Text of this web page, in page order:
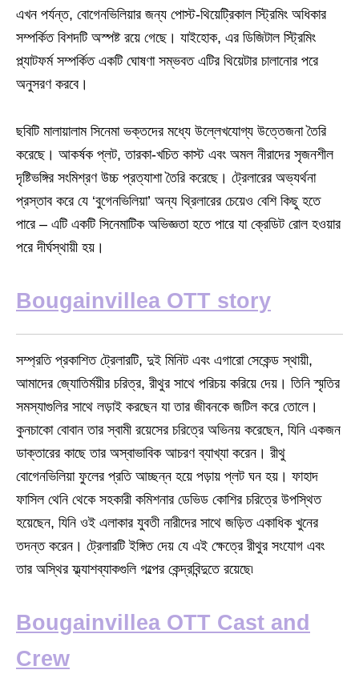
এখন পর্যন্ত, বোগেনভিলিয়ার জন্য পোস্ট-থিয়েট্রিকাল স্ট্রিমিং অধিকার
সম্পর্কিত বিশদটি অস্পষ্ট রয়ে গেছে। যাইহোক, এর ডিজিটাল স্ট্রিমিং
প্ল্যাটফর্ম সম্পর্কিত একটি ঘোষণা সম্ভবত এটির থিয়েটার চালানোর পরে
অনুসরণ করবে।
ছবিটি মালায়ালাম সিনেমা ভক্তদের মধ্যে উল্লেখযোগ্য উত্তেজনা তৈরি
করেছে। আকর্ষক প্লট, তারকা-খচিত কাস্ট এবং অমল নীরাদের সৃজনশীল
দৃষ্টিভঙ্গির সংমিশ্রণ উচ্চ প্রত্যাশা তৈরি করেছে। ট্রেলারের অভ্যর্থনা
প্রস্তাব করে যে ‘বুগেনভিলিয়া’ অন্য থ্রিলারের চেয়েও বেশি কিছু হতে
পারে – এটি একটি সিনেমাটিক অভিজ্ঞতা হতে পারে যা ক্রেডিট রোল হওয়ার
পরে দীর্ঘস্থায়ী হয়।
Bougainvillea OTT story
সম্প্রতি প্রকাশিত ট্রেলারটি, দুই মিনিট এবং এগারো সেকেন্ড স্থায়ী,
আমাদের জ্যোতির্ময়ীর চরিত্র, রীথুর সাথে পরিচয় করিয়ে দেয়। তিনি স্মৃতির
সমস্যাগুলির সাথে লড়াই করছেন যা তার জীবনকে জটিল করে তোলে।
কুনচাকো বোবান তার স্বামী রয়েসের চরিত্রে অভিনয় করেছেন, যিনি একজন
ডাক্তারের কাছে তার অস্বাভাবিক আচরণ ব্যাখ্যা করেন। রীথু
বোগেনভিলিয়া ফুলের প্রতি আচ্ছন্ন হয়ে পড়ায় প্লট ঘন হয়। ফাহাদ
ফাসিল থেনি থেকে সহকারী কমিশনার ডেভিড কোশির চরিত্রে উপস্থিত
হয়েছেন, যিনি ওই এলাকার যুবতী নারীদের সাথে জড়িত একাধিক খুনের
তদন্ত করেন। ট্রেলারটি ইঙ্গিত দেয় যে এই ক্ষেত্রে রীথুর সংযোগ এবং
তার অস্থির ফ্ল্যাশব্যাকগুলি গল্পের কেন্দ্রবিন্দুতে রয়েছে৷
Bougainvillea OTT Cast and
Crew